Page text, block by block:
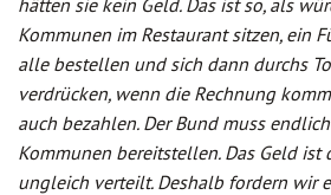
hätten sie kein Geld. Das ist so, als
Kommunen im Restaurant sitzen, ein
alle bestellen und sich dann durchs
verdrücken, wenn die Rechnung
auch bezahlen. Der Bund muss
Kommunen bereitstellen. Das Geld ist
ungleich verteilt. Deshalb fordern wir